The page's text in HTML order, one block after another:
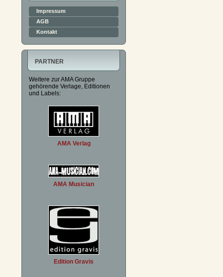
Impressum
AGB
Kontakt
PARTNER
Weitere zur AMA Gruppe
gehörende Verlage, Editionen
und Labels:
AMA Verlag
AMA Musician
Edition Gravis